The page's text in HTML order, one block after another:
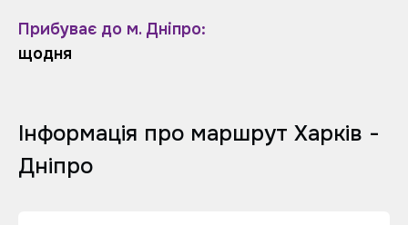
Прибуває до м. Дніпро:
щодня
Інформація про маршрут Харків -
Дніпро